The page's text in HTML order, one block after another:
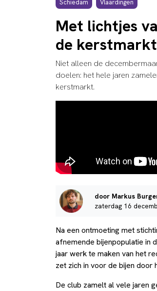
Schiedam Vlaardingen
Met lichtjes
de kerstmarkt
Niet alleen de
doelen: het hele jaren
kerstmarkt.
door Markus
zaterdag 16
Na een ontmoeting met
afnemende bijenpopulatie in
jaar werk te maken van het
zet zich in voor de bijen door
De club zamelt al vele jaren